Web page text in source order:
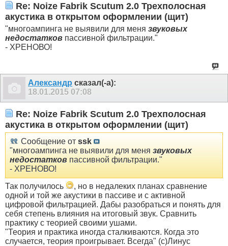
Re: Noize Fabrik Scutum 2.0 Трехполосная
акустика в открытом оформлении (щит)
"многоампинга не выявили для меня звуковых
недостатков пассивной фильтрации."
- ХРЕНОВО!
Александр сказал(-а):
18.01.2015 07:08
Re: Noize Fabrik Scutum 2.0 Трехполосная
акустика в открытом оформлении (щит)
Сообщение от ssk
"многоампинга не выявили для меня звуковых
недостатков пассивной фильтрации."
- ХРЕНОВО!
Так получилось
, но в недалеких планах сравнение
одной и той же акустики в пассиве и с активной
цифровой фильтрацией. Дабы разобраться и понять для
себя степень влияния на итоговый звук. Сравнить
практику с теорией своими ушами.
"Теория и практика иногда сталкиваются. Когда это
случается, теория проигрывает. Всегда" (с)Линус